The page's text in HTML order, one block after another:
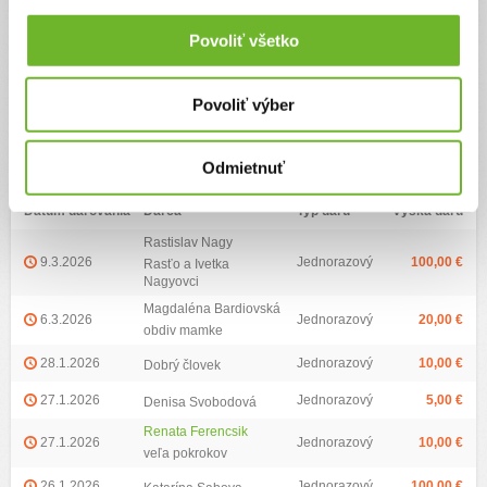
Povoliť všetko
Povoliť výber
Odmietnuť
Zoznam darov (69)
Dátum darovania Darca Typ daru Výška daru
9.3.2026
Rastislav Nagy
Rasťo a Ivetka
Nagyovci
Jednorazový 100,00 €
6.3.2026
Magdaléna Bardiovská
obdiv mamke
Jednorazový 20,00 €
28.1.2026 Dobrý človek Jednorazový 10,00 €
27.1.2026 Denisa Svobodová Jednorazový 5,00 €
27.1.2026
Renata Ferencsik
veľa pokrokov
Jednorazový 10,00 €